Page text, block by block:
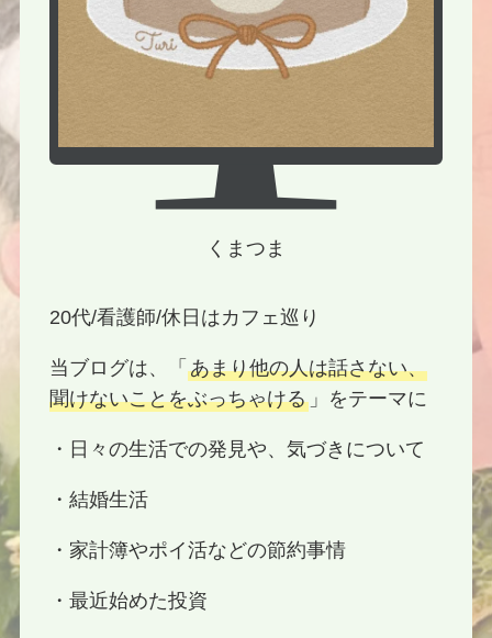
くまつま
20代/看護師/休日はカフェ巡り
当ブログは、「 あまり他の人は話さない、
聞けないことをぶっちゃける」をテーマに
・日々の生活での発見や、気づきについて
・結婚生活
・家計簿やポイ活などの節約事情
・最近始めた投資